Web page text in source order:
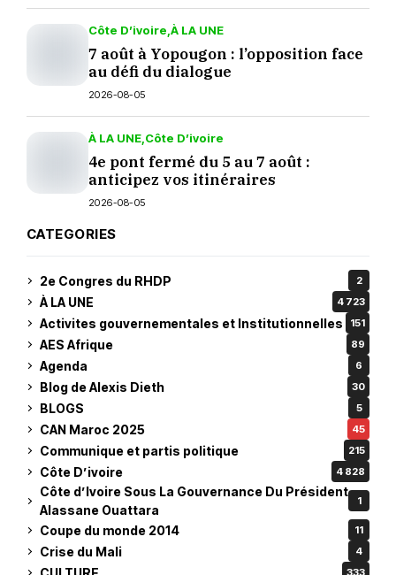
Côte D’ivoire À LA UNE
7 août à Yopougon : l’opposition face
au défi du dialogue
2026-08-05
À LA UNE Côte D’ivoire
4e pont fermé du 5 au 7 août :
anticipez vos itinéraires
2026-08-05
CATEGORIES
2e Congres du RHDP 2
À LA UNE 4 723
Activites gouvernementales et Institutionnelles 151
AES Afrique 89
Agenda 6
Blog de Alexis Dieth 30
BLOGS 5
CAN Maroc 2025 45
Communique et partis politique 215
Côte D’ivoire 4 828
Côte d’Ivoire Sous La Gouvernance Du Président
Alassane Ouattara
1
Coupe du monde 2014 11
Crise du Mali 4
333